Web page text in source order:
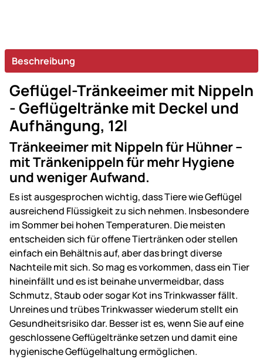
Beschreibung
Geflügel-Tränkeeimer mit Nippeln
- Geflügeltränke mit Deckel und
Aufhängung, 12l
Tränkeeimer mit Nippeln für Hühner –
mit Tränkenippeln für mehr Hygiene
und weniger Aufwand.
Es ist ausgesprochen wichtig, dass Tiere wie Geflügel
ausreichend Flüssigkeit zu sich nehmen. Insbesondere
im Sommer bei hohen Temperaturen. Die meisten
entscheiden sich für offene Tiertränken oder stellen
einfach ein Behältnis auf, aber das bringt diverse
Nachteile mit sich. So mag es vorkommen, dass ein Tier
hineinfällt und es ist beinahe unvermeidbar, dass
Schmutz, Staub oder sogar Kot ins Trinkwasser fällt.
Unreines und trübes Trinkwasser wiederum stellt ein
Gesundheitsrisiko dar. Besser ist es, wenn Sie auf eine
geschlossene Geflügeltränke setzen und damit eine
hygienische Geflügelhaltung ermöglichen.